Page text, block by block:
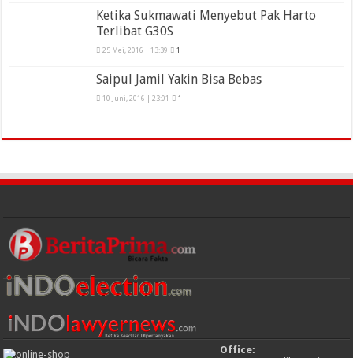
Ketika Sukmawati Menyebut Pak Harto
Terlibat G30S
25 Mei, 2016 | 13:39 1
Saipul Jamil Yakin Bisa Bebas
10 Juni, 2016 | 23:01 1
Office: